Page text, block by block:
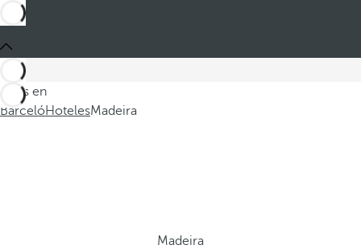
Estás en
BarcelóHotelesMadeira
Madeira